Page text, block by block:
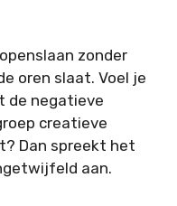
zonder
oren slaat. Voel je
de negatieve
creatieve
Dan spreekt het
aan.